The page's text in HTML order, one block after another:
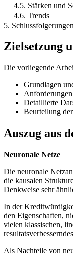
4.5. Stärken und
4.6. Trends
5. Schlussfolgerungen
Zielsetzung
Die vorliegende
Grundlagen
Detaillierte
Beurteilung
Auszug aus
Neuronale Netze
Die neuronale
die kausalen
Denkweise sehr
In der
den Eigenschaften,
vielen klassischen,
Als Nachteile von